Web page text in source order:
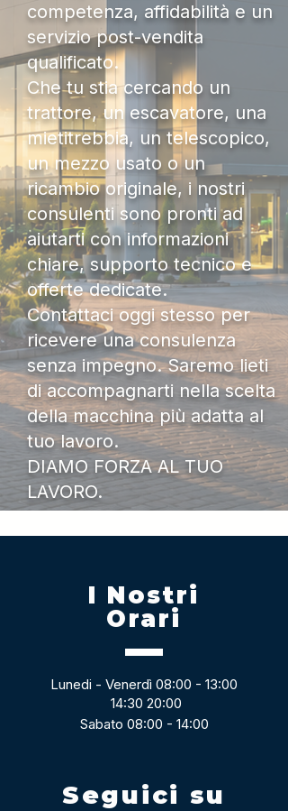
competenza, affidabilità e un
servizio post-vendita
qualificato.
Che tu stia cercando un
trattore, un escavatore, una
mietitrebbia, un telescopico,
un mezzo usato o un
ricambio originale, i nostri
consulenti sono pronti ad
aiutarti con informazioni
chiare, supporto tecnico e
offerte dedicate.
Contattaci oggi stesso per
ricevere una consulenza
senza impegno. Saremo lieti
di accompagnarti nella scelta
della macchina più adatta al
tuo lavoro.
DIAMO FORZA AL TUO
LAVORO.
I Nostri
Orari
Lunedi - Venerdì 08:00 - 13:00
14:30 20:00
Sabato 08:00 - 14:00
Seguici su